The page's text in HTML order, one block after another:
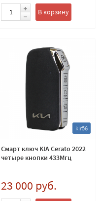
В корзину
kir56
Смарт ключ KIA Cerato 2022
четыре кнопки 433Мгц
23 000 руб.